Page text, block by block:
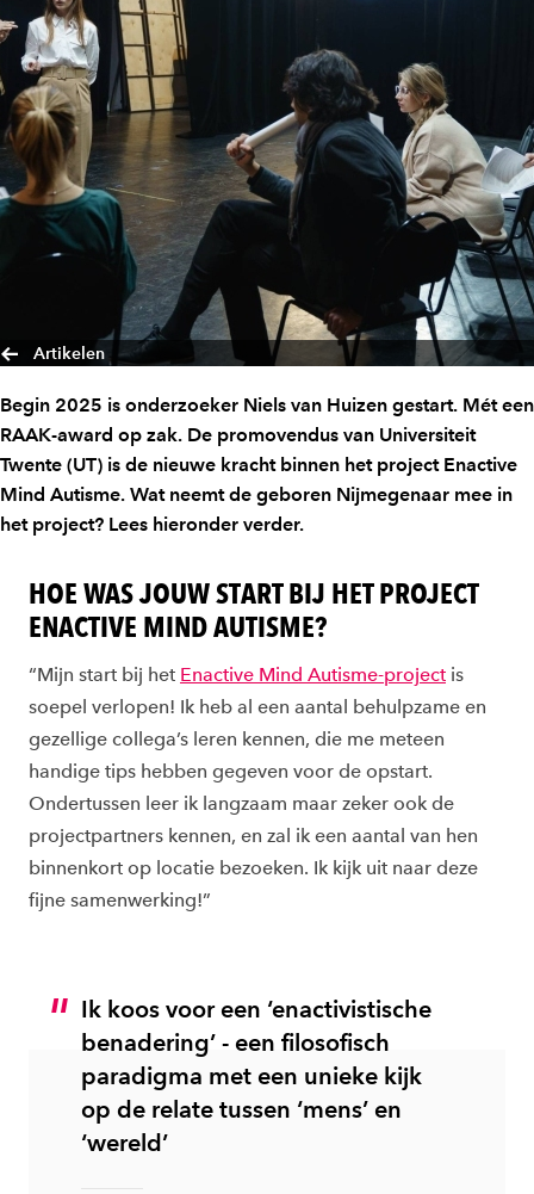
Artikelen
Begin 2025 is onderzoeker Niels van Huizen gestart. Mét een
RAAK-award op zak. De promovendus van Universiteit
Twente (UT) is de nieuwe kracht binnen het project Enactive
Mind Autisme. Wat neemt de geboren Nijmegenaar mee in
het project? Lees hieronder verder.
HOE WAS JOUW START BIJ HET PROJECT
ENACTIVE MIND AUTISME?
“Mijn start bij het Enactive Mind Autisme-project is
soepel verlopen! Ik heb al een aantal behulpzame en
gezellige collega’s leren kennen, die me meteen
handige tips hebben gegeven voor de opstart.
Ondertussen leer ik langzaam maar zeker ook de
projectpartners kennen, en zal ik een aantal van hen
binnenkort op locatie bezoeken. Ik kijk uit naar deze
fijne samenwerking!”
Ik koos voor een ‘enactivistische
benadering’ - een filosofisch
paradigma met een unieke kijk
op de relate tussen ‘mens’ en
‘wereld’